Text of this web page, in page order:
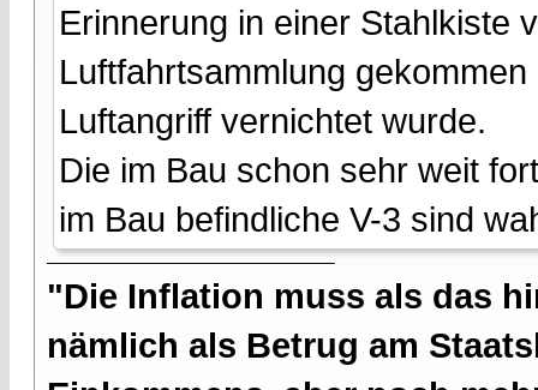
Erinnerung in einer Stahlkiste
Luftfahrtsammlung
Luftangriff vernichtet wurde.
Die im Bau schon sehr weit
im Bau befindliche V-3 sind
"Die Inflation muss als das
nämlich als Betrug am